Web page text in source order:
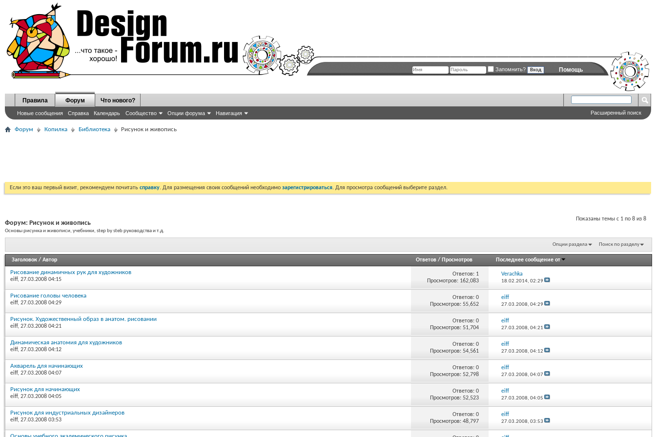
Помощь
Запомнить?
Правила Форум
Новые сообщения Справка Календарь Сообщество Опции форума Навигация
Что нового?
Расширенный поиск
Форум Копилка Библиотека Рисунок и живопись
Если это ваш первый визит, рекомендуем почитать справку. Для размещения своих сообщений необходимо зарегистрироваться. Для просмотра сообщений выберите раздел.
Показаны темы с 1 по 8 из 8
Форум: Рисунок и живопись
Основы рисунка и живописи, учебники, step by steb руководства и т.д.
Опции раздела Поиск по разделу
Заголовок / Автор Ответов / Просмотров Последнее сообщение от
Рисование динамичных рук для художников
eiff, 27.03.2008 04:15
Ответов: 1
Просмотров: 162,083
Verachka
18.02.2014,02:29
Рисование головы человека
eiff, 27.03.2008 04:29
Ответов: 0
Просмотров: 55,652
eiff
27.03.2008,04:29
Рисунок. Художественный образ в анатом. рисовании
eiff, 27.03.2008 04:21
Ответов: 0
Просмотров: 51,704
eiff
27.03.2008,04:21
Динамическая анатомия для художников
eiff, 27.03.2008 04:12
Ответов: 0
Просмотров: 54,561
eiff
27.03.2008,04:12
Акварель для начинающих
eiff, 27.03.2008 04:07
Ответов: 0
Просмотров: 52,798
eiff
27.03.2008,04:07
Рисунок для начинающих
eiff, 27.03.2008 04:05
Ответов: 0
Просмотров: 52,523
eiff
27.03.2008,04:05
Рисунок для индустриальных дизайнеров
eiff, 27.03.2008 03:53
Ответов: 0
Просмотров: 48,797
eiff
27.03.2008,03:53